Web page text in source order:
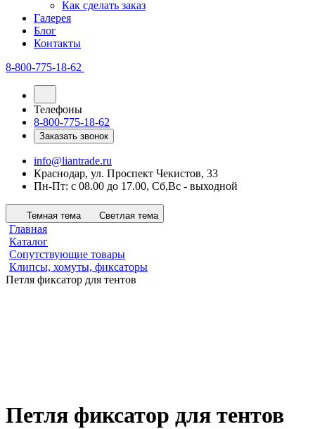
Как сделать заказ
Галерея
Блог
Контакты
8-800-775-18-62
Телефоны
8-800-775-18-62
Заказать звонок
info@liantrade.ru
Краснодар, ул. Проспект Чекистов, 33
Пн-Пт: c 08.00 до 17.00, Cб,Вс - выходной
Темная тема Светлая тема
Главная
Каталог
Сопутствующие товары
Клипсы, хомуты, фиксаторы
Петля фиксатор для тентов
Петля фиксатор для тентов